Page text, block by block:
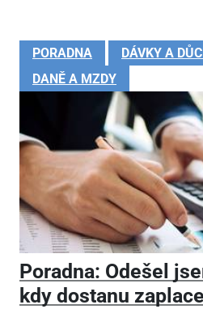
PORADNA
DÁVKY A
DANĚ A MZDY
Poradna: Odešel
kdy dostanu